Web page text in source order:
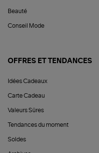
Beauté
Conseil Mode
OFFRES ET TENDANCES
Idées Cadeaux
Carte Cadeau
Valeurs Sûres
Tendances du moment
Soldes